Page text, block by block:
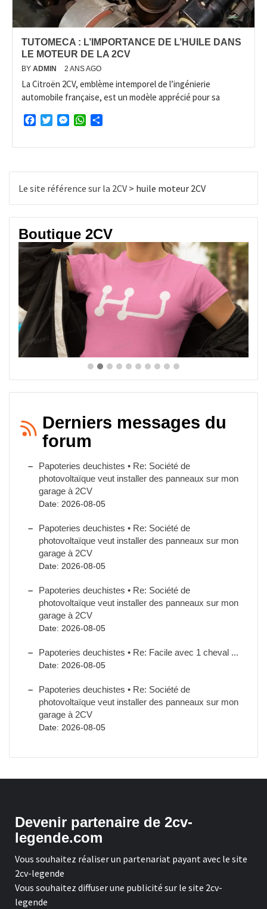
TUTOMECA : L’IMPORTANCE DE L’HUILE DANS
LE MOTEUR DE LA 2CV
BY ADMIN 2 ANS AGO
La Citroën 2CV, emblème intemporel de l’ingénierie
automobile française, est un modèle apprécié pour sa
FacebookTwitterMessengerWhatsApp
Le site référence sur la 2CV > huile moteur 2CV
Boutique 2CV
Derniers messages du
forum
Papoteries deuchistes • Re: Société de
photovoltaïque veut installer des panneaux sur mon
garage à 2CV
Date: 2026-08-05
Papoteries deuchistes • Re: Société de
photovoltaïque veut installer des panneaux sur mon
garage à 2CV
Date: 2026-08-05
Papoteries deuchistes • Re: Société de
photovoltaïque veut installer des panneaux sur mon
garage à 2CV
Date: 2026-08-05
Papoteries deuchistes • Re: Facile avec 1 cheval ...
Date: 2026-08-05
Papoteries deuchistes • Re: Société de
photovoltaïque veut installer des panneaux sur mon
garage à 2CV
Date: 2026-08-05
Devenir partenaire de 2cv-
legende.com
Vous souhaitez réaliser un partenariat payant avec le site
2cv-legende
Vous souhaitez diffuser une publicité sur le site 2cv-
legende